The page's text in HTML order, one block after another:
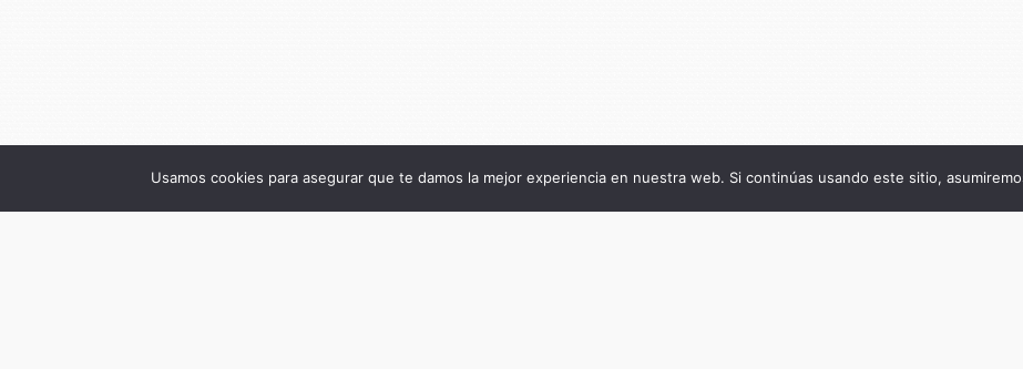
Usamos cookies para asegurar que te damos la mejor experiencia en nuestra web. Si continúas usando este sitio,